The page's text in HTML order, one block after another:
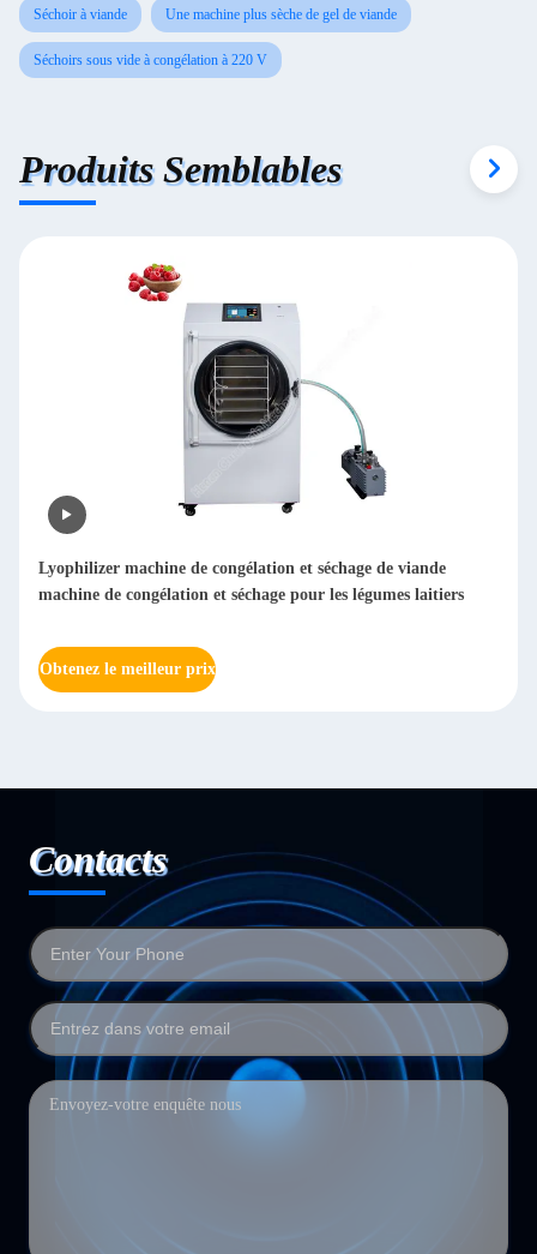
Séchoir à viande Une machine plus sèche de gel de viande
Séchoirs sous vide à congélation à 220 V
Produits Semblables
Système de commande PLC de séchoir à vide à congélation
pour ménage SUS 304
Obtenez le meilleur prix
Contacts